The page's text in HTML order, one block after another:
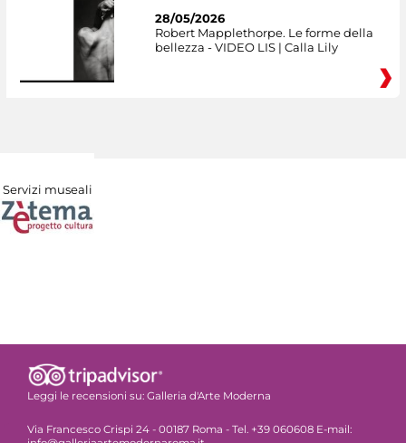
28/05/2026
Robert Mapplethorpe. Le forme della
bellezza - VIDEO LIS | Calla Lily
Servizi museali
Leggi le recensioni su: Galleria d'Arte Moderna
Via Francesco Crispi 24 - 00187 Roma - Tel. +39 060608 E-mail: